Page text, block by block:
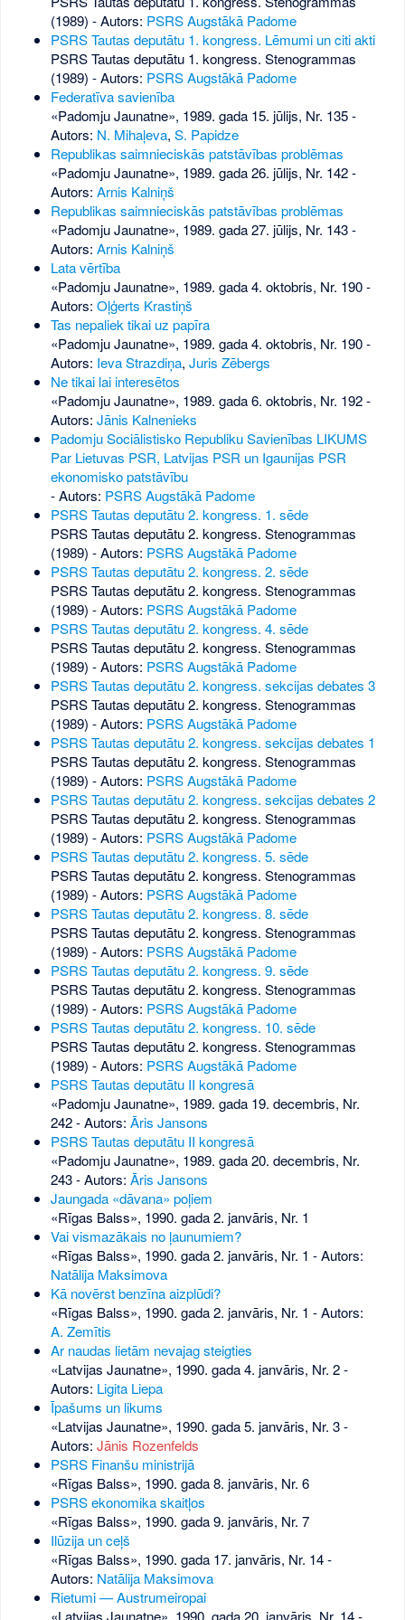
(1989) - Autors: PSRS Augstākā Padome
PSRS Tautas deputātu 1. kongress. Lēmumi un citi akti
PSRS Tautas deputātu 1. kongress. Stenogrammas
(1989) - Autors: PSRS Augstākā Padome
Federatīva savienība
«Padomju Jaunatne», 1989. gada 15. jūlijs, Nr. 135-
Autors: N. Mihaļeva, S. Papidze
Republikas saimnieciskās patstāvības problēmas
«Padomju Jaunatne», 1989. gada 26. jūlijs, Nr. 142-
Autors: Arnis Kalniņš
Republikas saimnieciskās patstāvības problēmas
«Padomju Jaunatne», 1989. gada 27. jūlijs, Nr. 143-
Autors: Arnis Kalniņš
Lata vērtība
«Padomju Jaunatne», 1989. gada 4. oktobris, Nr. 190-
Autors: Oļģerts Krastiņš
Tas nepaliek tikai uz papīra
«Padomju Jaunatne», 1989. gada 4. oktobris, Nr. 190-
Autors: Ieva Strazdiņa, Juris Zēbergs
Ne tikai lai interesētos
«Padomju Jaunatne», 1989. gada 6. oktobris, Nr. 192-
Autors: Jānis Kalnenieks
Padomju Sociālistisko Republiku Savienības LIKUMS
Par Lietuvas PSR, Latvijas PSR un Igaunijas PSR
ekonomisko patstāvību
- Autors: PSRS Augstākā Padome
PSRS Tautas deputātu 2. kongress. 1. sēde
PSRS Tautas deputātu 2. kongress. Stenogrammas
(1989) - Autors: PSRS Augstākā Padome
PSRS Tautas deputātu 2. kongress. 2. sēde
PSRS Tautas deputātu 2. kongress. Stenogrammas
(1989) - Autors: PSRS Augstākā Padome
PSRS Tautas deputātu 2. kongress. 4. sēde
PSRS Tautas deputātu 2. kongress. Stenogrammas
(1989) - Autors: PSRS Augstākā Padome
PSRS Tautas deputātu 2. kongress. sekcijas debates 3
PSRS Tautas deputātu 2. kongress. Stenogrammas
(1989) - Autors: PSRS Augstākā Padome
PSRS Tautas deputātu 2. kongress. sekcijas debates 1
PSRS Tautas deputātu 2. kongress. Stenogrammas
(1989) - Autors: PSRS Augstākā Padome
PSRS Tautas deputātu 2. kongress. sekcijas debates 2
PSRS Tautas deputātu 2. kongress. Stenogrammas
(1989) - Autors: PSRS Augstākā Padome
PSRS Tautas deputātu 2. kongress. 5. sēde
PSRS Tautas deputātu 2. kongress. Stenogrammas
(1989) - Autors: PSRS Augstākā Padome
PSRS Tautas deputātu 2. kongress. 8. sēde
PSRS Tautas deputātu 2. kongress. Stenogrammas
(1989) - Autors: PSRS Augstākā Padome
PSRS Tautas deputātu 2. kongress. 9. sēde
PSRS Tautas deputātu 2. kongress. Stenogrammas
(1989) - Autors: PSRS Augstākā Padome
PSRS Tautas deputātu 2. kongress. 10. sēde
PSRS Tautas deputātu 2. kongress. Stenogrammas
(1989) - Autors: PSRS Augstākā Padome
PSRS Tautas deputātu II kongresā
«Padomju Jaunatne», 1989. gada 19. decembris, Nr.
242- Autors: Āris Jansons
PSRS Tautas deputātu II kongresā
«Padomju Jaunatne», 1989. gada 20. decembris, Nr.
243- Autors: Āris Jansons
Jaungada «dāvana» poļiem
«Rīgas Balss», 1990. gada 2. janvāris, Nr. 1
Vai vismazākais no ļaunumiem?
«Rīgas Balss», 1990. gada 2. janvāris, Nr. 1 - Autors:
Natālija Maksimova
Kā novērst benzīna aizplūdi?
«Rīgas Balss», 1990. gada 2. janvāris, Nr. 1 - Autors:
A. Zemītis
Ar naudas lietām nevajag steigties
«Latvijas Jaunatne», 1990. gada 4. janvāris, Nr. 2-
Autors: Ligita Liepa
Īpašums un likums
«Latvijas Jaunatne», 1990. gada 5. janvāris, Nr. 3-
Autors: Jānis Rozenfelds
PSRS Finanšu ministrijā
«Rīgas Balss», 1990. gada 8. janvāris, Nr. 6
PSRS ekonomika skaitļos
«Rīgas Balss», 1990. gada 9. janvāris, Nr. 7
Ilūzija un ceļš
«Rīgas Balss», 1990. gada 17. janvāris, Nr. 14-
Autors: Natālija Maksimova
Rietumi — Austrumeiropai